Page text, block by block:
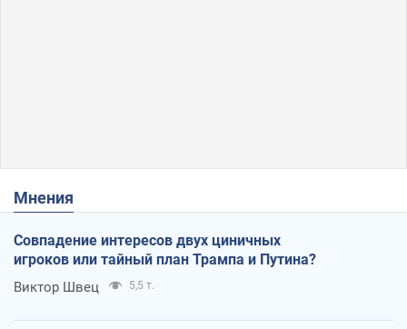
Мнения
Совпадение интересов двух циничных
игроков или тайный план Трампа и Путина?
Виктор Швец 5,5 т.